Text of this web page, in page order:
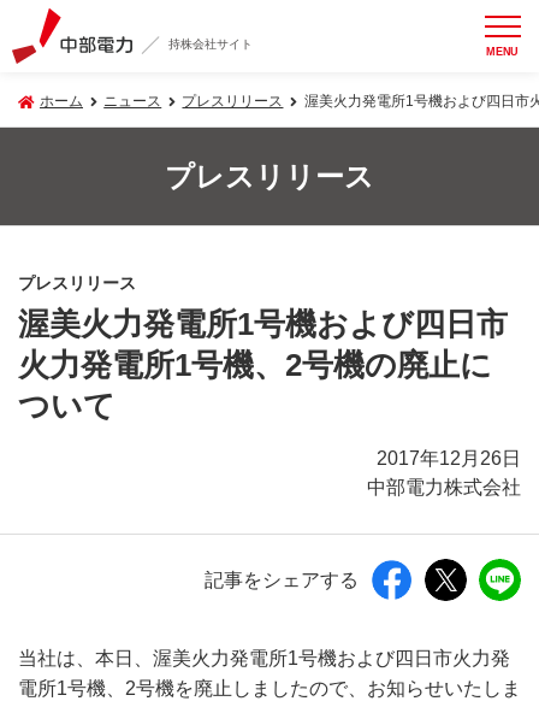
持株会社サイト MENU
ホーム ニュース プレスリリース 渥美火力発電所1号機および四日市
プレスリリース
プレスリリース
渥美火力発電所1号機および四日市
火力発電所1号機、2号機の廃止に
ついて
2017年12月26日
中部電力株式会社
記事をシェアする
当社は、本日、渥美火力発電所1号機および四日市火力発
電所1号機、2号機を廃止しましたので、お知らせいたしま